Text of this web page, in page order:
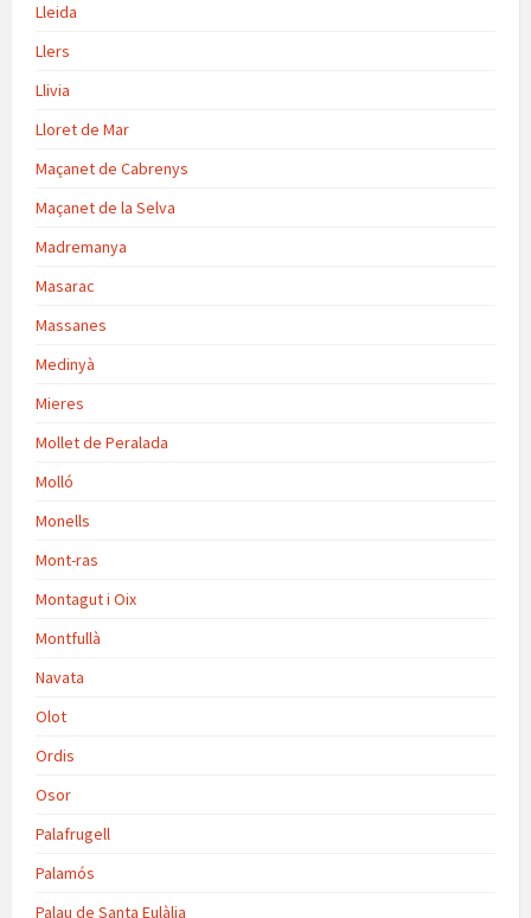
Lleida
Llers
Llivia
Lloret de Mar
Maçanet de Cabrenys
Maçanet de la Selva
Madremanya
Masarac
Massanes
Medinyà
Mieres
Mollet de Peralada
Molló
Monells
Mont-ras
Montagut i Oix
Montfullà
Navata
Olot
Ordis
Osor
Palafrugell
Palamós
Palau de Santa Eulàlia